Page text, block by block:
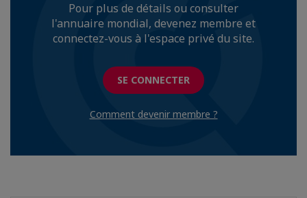
Pour plus de détails ou consulter
l'annuaire mondial, devenez membre et
connectez-vous à l'espace privé du site.
SE CONNECTER
Comment devenir membre ?